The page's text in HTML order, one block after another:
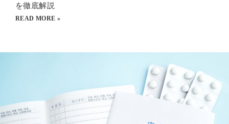
を徹底解説
READ MORE »